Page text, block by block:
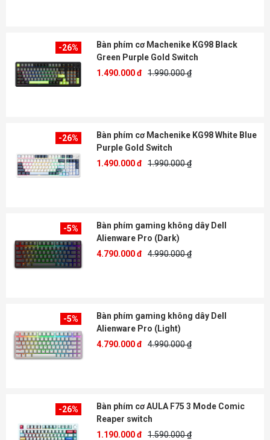
-26%
Bàn phím cơ Machenike KG98 Black
Green Purple Gold Switch
1.490.000 đ 1.990.000 ₫
-26%
Bàn phím cơ Machenike KG98 White Blue
Purple Gold Switch
1.490.000 đ 1.990.000 ₫
-5%
Bàn phím gaming không dây Dell
Alienware Pro (Dark)
4.790.000 đ 4.990.000 ₫
-5%
Bàn phím gaming không dây Dell
Alienware Pro (Light)
4.790.000 đ 4.990.000 ₫
-26%
Bàn phím cơ AULA F75 3 Mode Comic
Reaper switch
1.190.000 đ 1.590.000 ₫